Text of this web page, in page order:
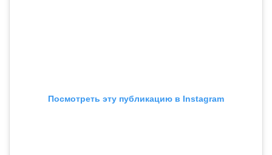
Посмотреть эту публикацию в Instagram